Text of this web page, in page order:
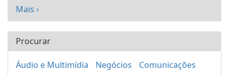
Mais ›
Procurar
Áudio e Multimídia Negócios
Comunicações